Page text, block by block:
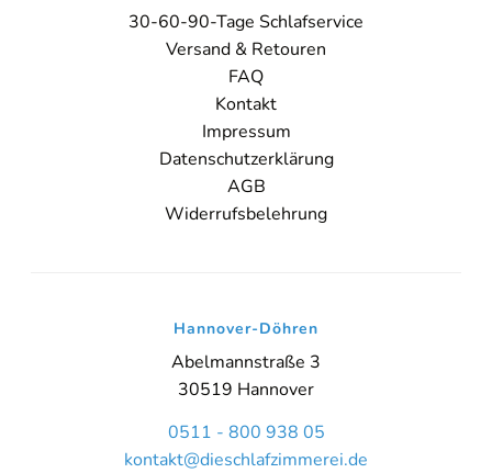
Sie sehen gerade einen Platzhalterinhalt von
auf den eigentlichen Inhalt zuzugreifen, klicken Sie auf den Button
unten. Bitte beachten Sie, dass dabei Daten an Drittanbieter
weitergegeben werden.
Inhalt entsperren
Weitere Informationen
'
30-60-90-Tage Schlafservice
Versand & Retouren
FAQ
Kontakt
Impressum
Datenschutzerklärung
AGB
Widerrufsbelehrung
Hannover-Döhren
Abelmannstraße 3
30519 Hannover
0511 - 800 938 05
kontakt@dieschlafzimmerei.de